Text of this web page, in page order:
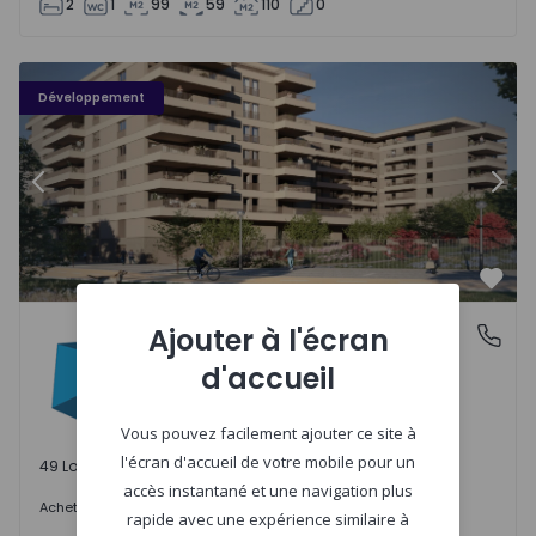
2 1 99 59 110 0
Développement
PLENO JARDIM - 3
Précédent
Águas Santas, PortoPLENO JARDIM
Águas Santas, Porto
49 Lots disponibles
Acheter 242.000 €
Ajouter à l'écran
d'accueil
Vous pouvez facilement ajouter ce site à
l'écran d'accueil de votre mobile pour un
accès instantané et une navigation plus
rapide avec une expérience similaire à